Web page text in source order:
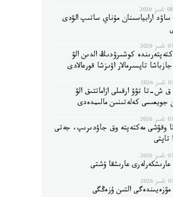
ارابياسىنان مۇناي ساتىپ الۋدى
كوشىرۋدىڭ الدىن الۋ
تاپسىرمالار اۋىزشا قورعالادى
ق ش-تا تۋۋ ارقىلى ازاماتتىق الۋ
جويعىسى كەلەتىنىن مالىمدەدى
وقۋشى مەكتەپتە وق جاۋدىرىپ، جەتى
تاپتى
التىن ۇزەڭگى